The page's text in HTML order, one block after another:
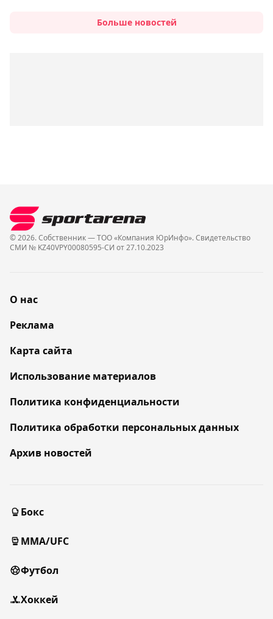
Больше новостей
© 2026. Собственник — ТОО «Компания ЮрИнфо». Cвидетельство
СМИ № KZ40VPY00080595-СИ от 27.10.2023
О нас
Реклама
Карта сайта
Использование материалов
Политика конфиденциальности
Политика обработки персональных данных
Архив новостей
Бокс
MMA/UFC
Футбол
Хоккей